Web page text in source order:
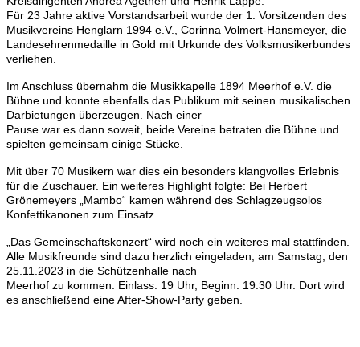
Für 23 Jahre aktive Vorstandsarbeit wurde der 1. Vorsitzenden des
Musikvereins Henglarn 1994 e.V., Corinna Volmert-Hansmeyer, die
Landesehrenmedaille in Gold mit Urkunde des Volksmusikerbundes
verliehen.
Im Anschluss übernahm die Musikkapelle 1894 Meerhof e.V. die
Bühne und konnte ebenfalls das Publikum mit seinen musikalischen
Darbietungen überzeugen. Nach einer
Pause war es dann soweit, beide Vereine betraten die Bühne und
spielten gemeinsam einige Stücke.
Mit über 70 Musikern war dies ein besonders klangvolles Erlebnis
für die Zuschauer. Ein weiteres Highlight folgte: Bei Herbert
Grönemeyers „Mambo“ kamen während des Schlagzeugsolos
Konfettikanonen zum Einsatz.
„Das Gemeinschaftskonzert“ wird noch ein weiteres mal stattfinden.
Alle Musikfreunde sind dazu herzlich eingeladen, am Samstag, den
25.11.2023 in die Schützenhalle nach
Meerhof zu kommen. Einlass: 19 Uhr, Beginn: 19:30 Uhr. Dort wird
es anschließend eine After-Show-Party geben.